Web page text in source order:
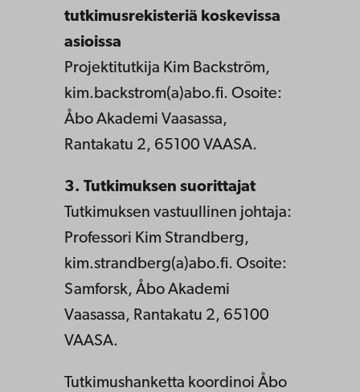
tutkimusrekisteriä koskevissa
asioissa
Projektitutkija Kim Backström,
kim.backstrom(a)abo.fi. Osoite:
Åbo Akademi Vaasassa,
Rantakatu 2, 65100 VAASA.
3. Tutkimuksen suorittajat
Tutkimuksen vastuullinen johtaja:
Professori Kim Strandberg,
kim.strandberg(a)abo.fi. Osoite:
Samforsk, Åbo Akademi
Vaasassa, Rantakatu 2, 65100
VAASA.
Tutkimushanketta koordinoi Åbo